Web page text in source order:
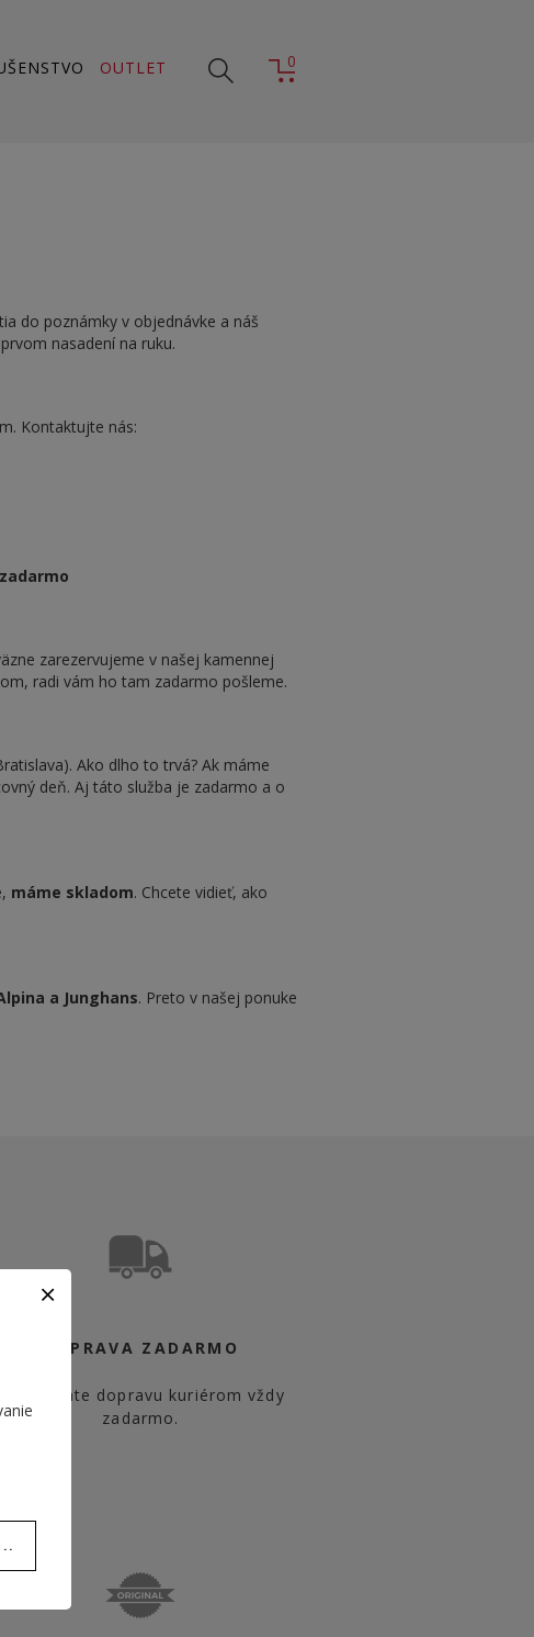
OUTLET 0
do poznámky v objednávke a náš
nasadení na ruku.
Kontaktujte nás:
zadarmo
zarezervujeme v našej kamennej
radi vám ho tam zadarmo pošleme.
Ako dlho to trvá? Ak máme
deň. Aj táto služba je zadarmo a o
máme skladom. Chcete vidieť, ako
a Junghans. Preto v našej ponuke
DOPRAVA ZADARMO
U nás máte dopravu kuriérom vždy
zadarmo.